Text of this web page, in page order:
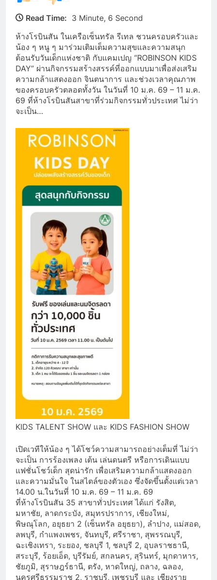
Read Time: 3 Minute, 6 Second
ห้างโรบินสัน ในเครือเซ็นทรัล รีเทล ชวนครอบครัวและ
น้อง ๆ หนู ๆ มาร่วมเติมเต็มความสุขและความสนุก
ต้อนรับวันเด็กแห่งชาติ กับแคมเปญ “ROBINSON KIDS
DAY” ผ่านกิจกรรมสร้างสรรค์ที่ออกแบบมาเพื่อส่งเสริม
ความกล้าแสดงออก จินตนาการ และช่วงเวลาคุณภาพ
ของครอบครัวตลอดทั้งวัน ในวันที่ 10 ม.ค. 69 – 11 ม.ค.
69 ที่ห้างโรบินสันสาขาที่ร่วมกิจกรรมทั่วประเทศ ไม่ว่า
จะเป็น…
KIDS TALENT SHOW และ KIDS FASHION SHOW
เปิดเวทีให้น้อง ๆ ได้โชว์ความสามารถอย่างเต็มที่ ไม่ว่า
จะเป็น การร้องเพลง เต้น เล่นดนตรี หรือการเดินแบบ
แฟชั่นโชว์เด็ก สุดน่ารัก เพื่อเสริมความกล้าแสดงออก
และความมั่นใจ ในสไตล์ของตัวเอง ซึ่งจัดขึ้นตั้งแต่เวลา
14.00 น.ในวันที่ 10 ม.ค. 69 – 11 ม.ค. 69
ที่ห้างโรบินสัน 35 สาขาทั่วประเทศ ได้แก่ รังสิต,
มหาชัย, ลาดกระบัง, สมุทรปราการ, เชียงใหม่,
พิษณุโลก, อยุธยา 2 (เซ็นทรัล อยุธยา), ลำปาง, แม่สอด,
ลพบุรี, กำแพงเพชร, จันทบุรี, ศรีราชา, สุพรรณบุรี,
ฉะเชิงเทรา, ระยอง, ชลบุรี 1, ชลบุรี 2, อุบลราชธานี,
สระบุรี, ร้อยเอ็ด, บุรีรัมย์, สกลนคร, สุรินทร์, มุกดาหาร,
ชัยภูมิ, สุราษฎร์ธานี, ตรัง, หาดใหญ่, ถลาง, ฉลอง,
นครศรีธรรมราช 2, ราชบุรี, เพชรบุรี และ เชียงราย